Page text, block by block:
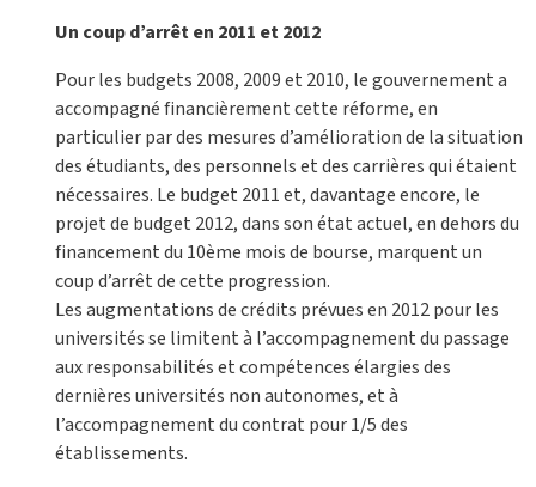
Un coup d’arrêt en 2011 et 2012
Pour les budgets 2008, 2009 et 2010, le gouvernement a
accompagné financièrement cette réforme, en
particulier par des mesures d’amélioration de la situation
des étudiants, des personnels et des carrières qui étaient
nécessaires. Le budget 2011 et, davantage encore, le
projet de budget 2012, dans son état actuel, en dehors du
financement du 10ème mois de bourse, marquent un
coup d’arrêt de cette progression.
Les augmentations de crédits prévues en 2012 pour les
universités se limitent à l’accompagnement du passage
aux responsabilités et compétences élargies des
dernières universités non autonomes, et à
l’accompagnement du contrat pour 1/5 des
établissements.